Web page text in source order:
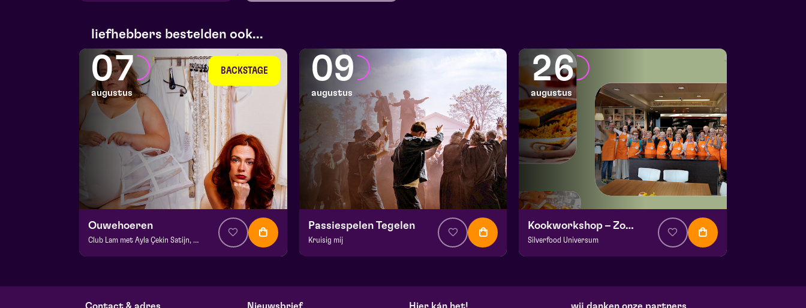
liefhebbers bestelden ook...
BACKSTAGE
07
augustus
Ouwehoeren
Club Lam met Ayla Çekin Satijn, Milan Sekeris, e.a.
vr 7 augustus 2026 | 20:15
09
augustus
Passiespelen Tegelen
Kruisig mij
zo 9 augustus 2026 | 13:00
26
augustus
Kookworkshop – Zomer op je bord – Peel en Maas
Silverfood Universum
wo 26 augustus 2026 | 14:00
Contact & adres Nieuwsbrief Hier kán het! wij danken onze partners